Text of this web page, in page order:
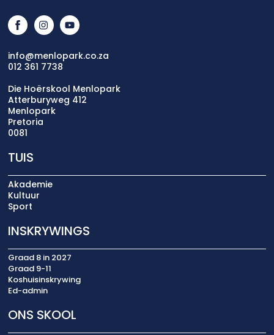
info@menlopark.co.za
012 361 7738
Die Hoërskool Menlopark
Atterburyweg 412
Menlopark
Pretoria
0081
TUIS
Akademie
Kultuur
Sport
INSKRYWINGS
Graad 8 in 2027
Graad 9-11
Koshuisinskrywing
Ed-admin
ONS SKOOL